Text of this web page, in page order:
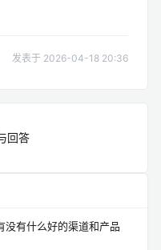
发表于 2026-04-18 20:36
回答
没有什么好的渠道和产品